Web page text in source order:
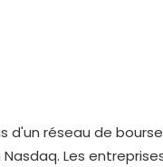
d'un réseau de
Les